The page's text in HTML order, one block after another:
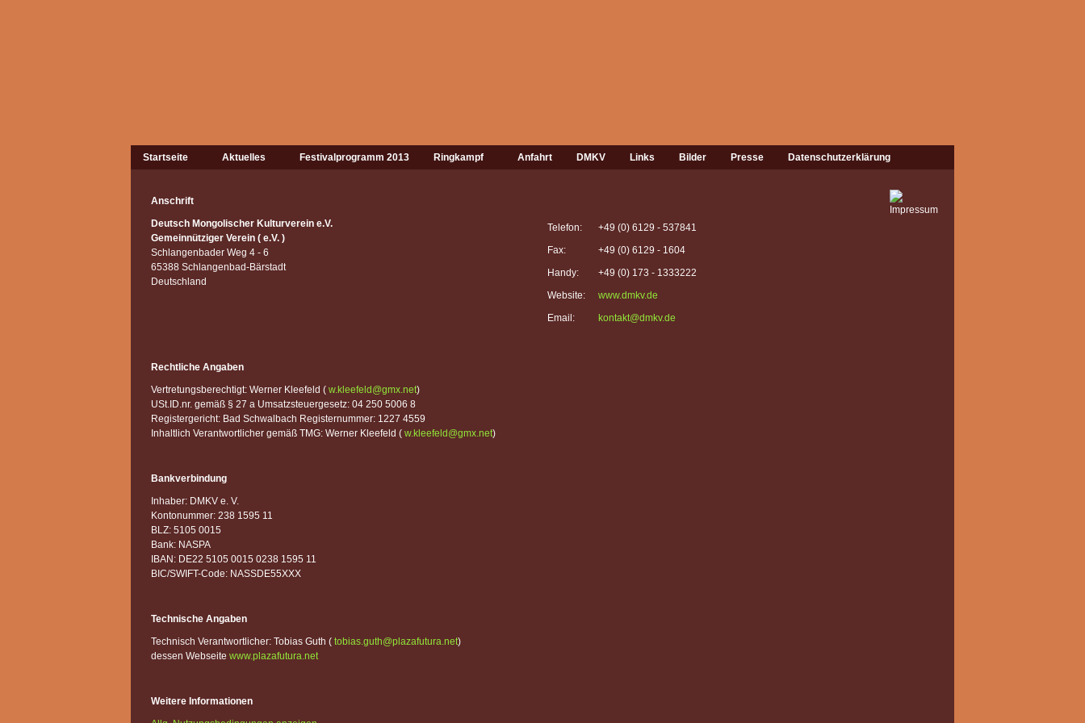
Startseite Aktuelles Festivalprogramm 2013 Ringkampf Anfahrt DMKV Links Bilder Presse Datenschutzerklärung
Anschrift
Deutsch Mongolischer Kulturverein e.V.
Gemeinnütziger Verein ( e.V. )
Schlangenbader Weg 4 - 6
65388 Schlangenbad-Bärstadt
Deutschland
Telefon:
+49 (0) 6129 - 537841
Fax:
+49 (0) 6129 - 1604
Handy:
+49 (0) 173 - 1333222
Website:
www.dmkv.de
Email:
kontakt@dmkv.de
Rechtliche Angaben
Vertretungsberechtigt: Werner Kleefeld ( w.kleefeld@gmx.net)
USt.ID.nr. gemäß § 27 a Umsatzsteuergesetz: 04 250 5006 8
Registergericht: Bad Schwalbach Registernummer: 1227 4559
Inhaltlich Verantwortlicher gemäß TMG: Werner Kleefeld ( w.kleefeld@gmx.net)
Bankverbindung
Inhaber: DMKV e. V.
Kontonummer: 238 1595 11
BLZ: 5105 0015
Bank: NASPA
IBAN: DE22 5105 0015 0238 1595 11
BIC/SWIFT-Code: NASSDE55XXX
Technische Angaben
Technisch Verantwortlicher: Tobias Guth ( tobias.guth@plazafutura.net)
dessen Webseite www.plazafutura.net
Weitere Informationen